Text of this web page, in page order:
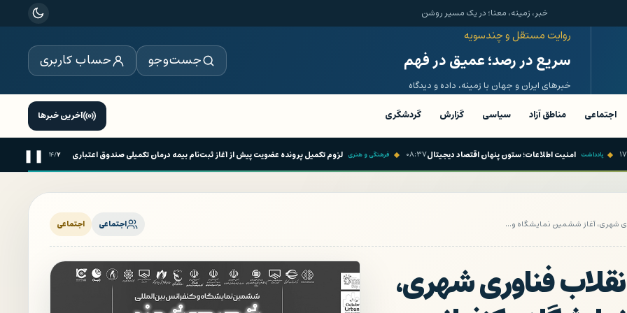
خبر، زمینه، معنا؛ در یک مسیر روشن
روایت مستقل و چندسویه
سریع در رصد؛ عمیق در فهم
خبرهای ایران و جهان با زمینه، داده و دیدگاه
جست‌وجو حساب کاربری
اجتماعی مناطق آزاد سیاسی گزارش گردشگری آخرین خبرها
۱۷:۴۵ یادداشت امنیت اطلاعات؛ ستون پنهان اقتصاد دیجیتال ۰۸:۳۷ فرهنگی و هنری لزوم تکمیل پرونده عضویت پیش از آغاز ثبت‌نام بیمه درمان تکمیلی صندوق اعتباری هنر۰۱:۵۳ ۲/۱۴ ❚❚
شهری، آغاز ششمین نمایشگاه و… اجتماعی اجتماعی
فناوری شهری،